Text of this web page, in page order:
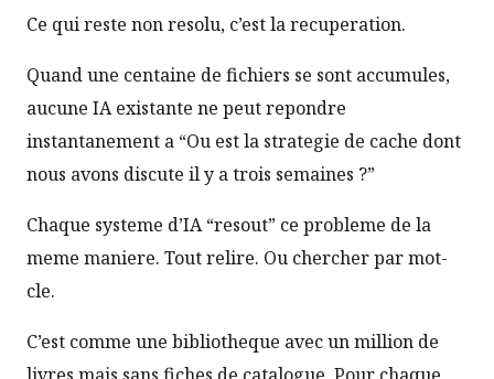
Ce qui reste non resolu, c’est la recuperation.
Quand une centaine de fichiers se sont accumules,
aucune IA existante ne peut repondre
instantanement a “Ou est la strategie de cache dont
nous avons discute il y a trois semaines ?”
Chaque systeme d’IA “resout” ce probleme de la
meme maniere. Tout relire. Ou chercher par mot-
cle.
C’est comme une bibliotheque avec un million de